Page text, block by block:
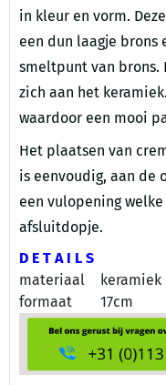
in kleur en vorm.
een dun laagje brons
smeltpunt van brons.
zich aan het
waardoor een mooi
Het plaatsen van
is eenvoudig, aan de
een vulopening
afsluitdopje.
D E T A I L S
materiaal
keramiek
formaat
17cm